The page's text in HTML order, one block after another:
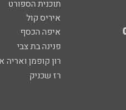
תוכנית הספורט
איריס קול
איפה הכסף
פנינה בת צבי
רון קופמן ואריה
רז שכניק